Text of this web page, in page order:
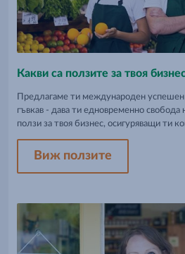
Какви са ползите за твоя
Предлагаме ти международен
гъвкав - дава ти едновременно свобода
ползи за твоя бизнес, осигуряващи ти
Виж ползите